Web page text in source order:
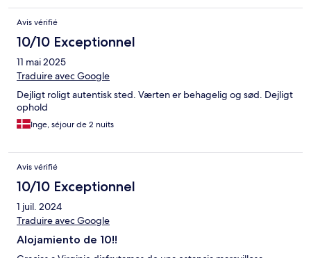
Avis vérifié
10/10 Exceptionnel
11 mai 2025
Traduire avec Google
Dejligt roligt autentisk sted. Værten er behagelig og sød. Dejligt
ophold
Inge, séjour de 2 nuits
Avis vérifié
10/10 Exceptionnel
1 juil. 2024
Traduire avec Google
Alojamiento de 10!!